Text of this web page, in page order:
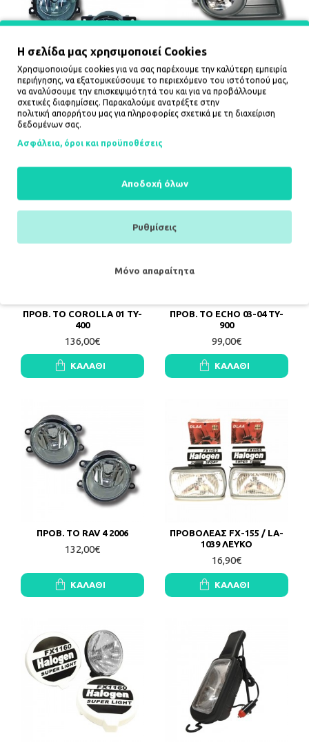
ΠΡΟΒ. RE SCENIC / LAGUNA
/ MEGANE 03 LOGAN 05
115,90€
ΚΑΛΆΘΙ
ΠΡΟΒ. SZ SWIFT 2005 SZ-
086
115,00€
ΠΡΟΒ. TO COROLLA 01 TY-
400
136,00€
ΚΑΛΆΘΙ
ΠΡΟΒ. TO ECHO 03-04 TY-
900
99,00€
ΚΑΛΆΘΙ
ΠΡΟΒ. TO RAV 4 2006
132,00€
ΚΑΛΆΘΙ
ΠΡΟΒΟΛΕΑΣ FX-155 / LA-
1039 ΛΕΥΚΟ
16,90€
ΚΑΛΆΘΙ
Η σελίδα μας χρησιμοποιεί Cookies
Χρησιμοποιούμε cookies για να σας παρέχουμε την καλύτερη εμπειρία
περιήγησης, να εξατομικεύσουμε το περιεχόμενο του ιστότοπού μας,
να αναλύσουμε την επισκεψιμότητά του και για να προβάλλουμε
σχετικές διαφημίσεις. Παρακαλούμε ανατρέξτε στην
πολιτική απορρήτου μας για πληροφορίες σχετικά με τη διαχείριση
δεδομένων σας.
Ασφάλεια, όροι και προϋποθέσεις
Αποδοχή όλων
Ρυθμίσεις
Μόνο απαραίτητα